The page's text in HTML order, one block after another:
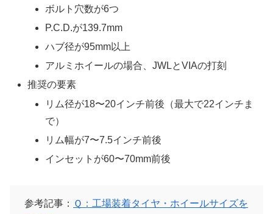
ボルト穴数が6つ
P.C.D.が139.7mm
ハブ径が95mm以上
アルミホイールの場合、JWLとVIAの打刻
推奨の要素
リム径が18〜20インチ前後（最大で22インチま
で）
リム幅が7〜7.5インチ前後
インセットが60〜70mm前後
参考記事： Ｑ：工場装着タイヤ・ホイールサイズを